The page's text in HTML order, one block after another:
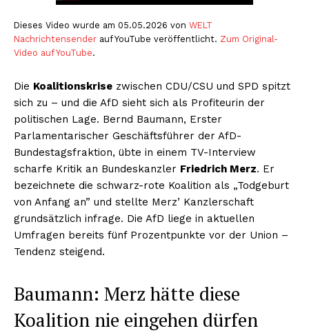
Dieses Video wurde am 05.05.2026 von WELT
Nachrichtensender auf YouTube veröffentlicht. Zum Original-
Video auf YouTube.
Die Koalitionskrise zwischen CDU/CSU und SPD spitzt
sich zu – und die AfD sieht sich als Profiteurin der
politischen Lage. Bernd Baumann, Erster
Parlamentarischer Geschäftsführer der AfD-
Bundestagsfraktion, übte in einem TV-Interview
scharfe Kritik an Bundeskanzler Friedrich Merz. Er
bezeichnete die schwarz-rote Koalition als „Todgeburt
von Anfang an” und stellte Merz’ Kanzlerschaft
grundsätzlich infrage. Die AfD liege in aktuellen
Umfragen bereits fünf Prozentpunkte vor der Union –
Tendenz steigend.
Baumann: Merz hätte diese
Koalition nie eingehen dürfen